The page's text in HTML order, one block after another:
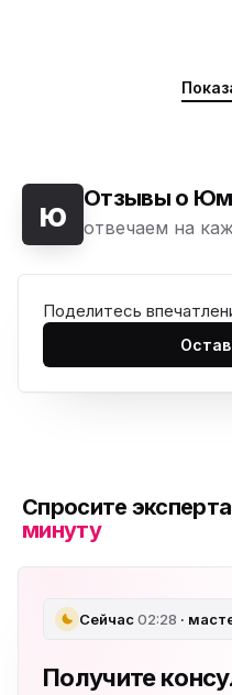
ю Отзывы о
отвечаем на
Поделитесь
Спросите
минуту
Сейчас02:28 ·
Получите